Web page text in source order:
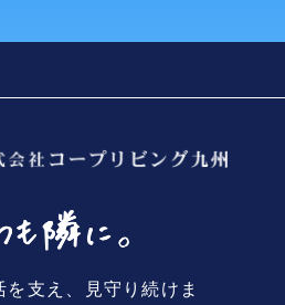
支え、見守り続けま